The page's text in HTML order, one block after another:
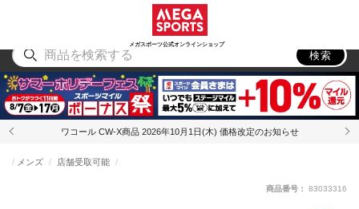
メガスポーツ公式オンラインショップ
アウトドア
検索
ワコール CW-X商品 2026年10月1日(木) 価格改定のお知らせ
メンズ 店舗受取可能
商品番号： 83033316